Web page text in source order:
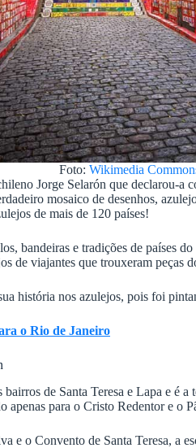
Foto:Wikimedia
Jorge Selarón que declarou-a
mosaico de desenhos,
de mais de 120 países!
bandeiras e tradições de países
de viajantes que trouxeram peças
história nos azulejos, pois foi
o Rio de Janeiro
bairros de Santa Teresa e Lapa e é
apenas para o Cristo Redentor e o
e o Convento de Santa Teresa, a